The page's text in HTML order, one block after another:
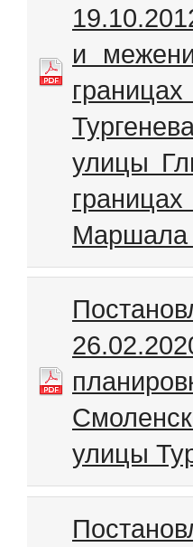
и
улицы
Маршала
улицы